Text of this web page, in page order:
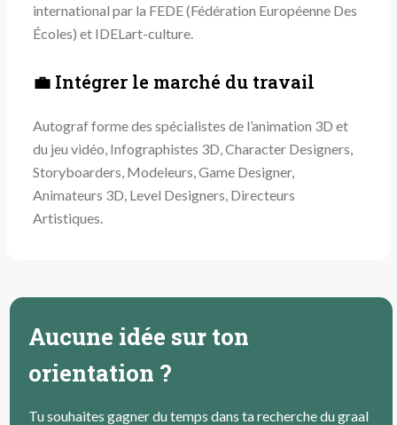
international par la FEDE (Fédération Européenne Des
Écoles) et IDELart-culture.
💼 Intégrer le marché du travail
Autograf forme des spécialistes de l’animation 3D et
du jeu vidéo, Infographistes 3D, Character Designers,
Storyboarders, Modeleurs, Game Designer,
Animateurs 3D, Level Designers, Directeurs
Artistiques.
Aucune idée sur ton
orientation ?
Tu souhaites gagner du temps dans ta recherche du graal